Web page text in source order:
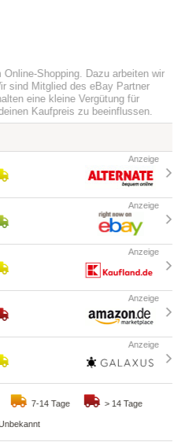
Shopping. Dazu arbeiten wir
sind Mitglied des eBay Partner
eine kleine Vergütung für
Kaufpreis zu beeinflussen.
7-14 Tage > 14 Tage